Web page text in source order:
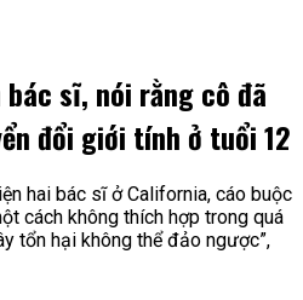
bác sĩ, nói rằng cô đã
đổi giới tính ở tuổi 12
hai bác sĩ ở California, cáo buộc
cách không thích hợp trong quá
tổn hại không thể đảo ngược”,